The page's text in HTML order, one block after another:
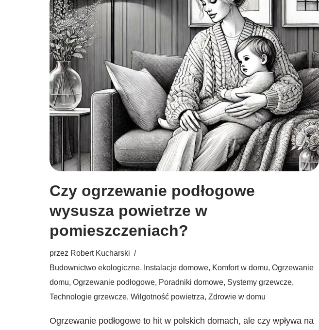
Czy ogrzewanie podłogowe
wysusza powietrze w
pomieszczeniach?
przez Robert Kucharski
Budownictwo ekologiczne, Instalacje domowe, Komfort w domu, Ogrzewanie
domu, Ogrzewanie podłogowe, Poradniki domowe, Systemy grzewcze,
Technologie grzewcze, Wilgotność powietrza, Zdrowie w domu
Ogrzewanie podłogowe to hit w polskich domach, ale czy wpływa na